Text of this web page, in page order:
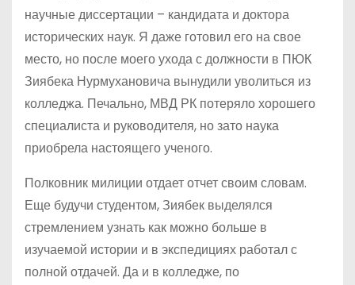
научные диссертации – кандидата и доктора
исторических наук. Я даже готовил его на свое
место, но после моего ухода с должности в ПЮК
Зиябека Нурмухановича вынудили уволиться из
колледжа. Печально, МВД РК потеряло хорошего
специалиста и руководителя, но зато наука
приобрела настоящего ученого.
Полковник милиции отдает отчет своим словам.
Еще будучи студентом, Зиябек выделялся
стремлением узнать как можно больше в
изучаемой истории и в экспедициях работал с
полной отдачей. Да и в колледже, по